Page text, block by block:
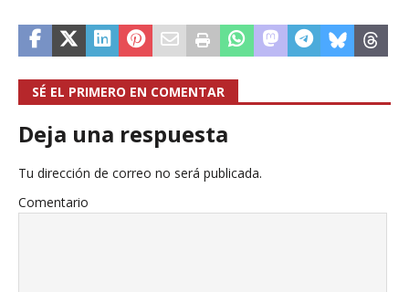
SÉ EL PRIMERO EN COMENTAR
Deja una respuesta
Tu dirección de correo no será publicada.
Comentario